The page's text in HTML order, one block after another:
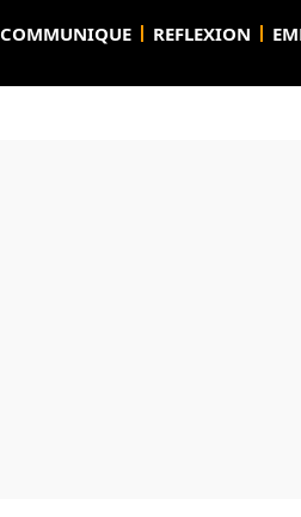
COMMUNIQUE REFLEXION